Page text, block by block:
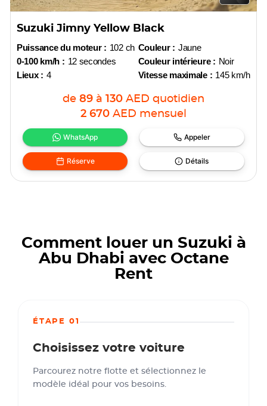
Suzuki Jimny Yellow Black
Puissance du moteur : 102 ch
0-100 km/h : 12 secondes
Lieux : 4
Couleur : Jaune
Couleur intérieure : Noir
Vitesse maximale : 145 km/h
de 89 à 130 AED quotidien
2 670 AED mensuel
WhatsApp Appeler
Réserve Détails
Comment louer un Suzuki à
Abu Dhabi avec Octane
Rent
ÉTAPE 01
Choisissez votre voiture
Parcourez notre flotte et sélectionnez le
modèle idéal pour vos besoins.